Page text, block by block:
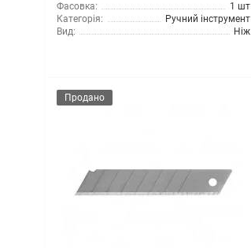
Фасовка:
1 шт
Категорія:
Ручний інструмент
Вид:
Ніж
Продано